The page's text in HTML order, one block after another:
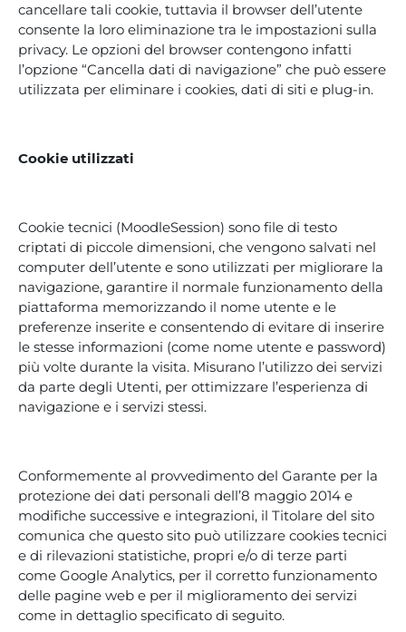
cancellare tali cookie, tuttavia il browser dell’utente
consente la loro eliminazione tra le impostazioni sulla
privacy. Le opzioni del browser contengono infatti
l’opzione “Cancella dati di navigazione” che può essere
utilizzata per eliminare i cookies, dati di siti e plug-in.
Cookie utilizzati
Cookie tecnici (MoodleSession) sono file di testo
criptati di piccole dimensioni, che vengono salvati nel
computer dell’utente e sono utilizzati per migliorare la
navigazione, garantire il normale funzionamento della
piattaforma memorizzando il nome utente e le
preferenze inserite e consentendo di evitare di inserire
le stesse informazioni (come nome utente e password)
più volte durante la visita. Misurano l’utilizzo dei servizi
da parte degli Utenti, per ottimizzare l’esperienza di
navigazione e i servizi stessi.
Conformemente al provvedimento del Garante per la
protezione dei dati personali dell’8 maggio 2014 e
modifiche successive e integrazioni, il Titolare del sito
comunica che questo sito può utilizzare cookies tecnici
e di rilevazioni statistiche, propri e/o di terze parti
come Google Analytics, per il corretto funzionamento
delle pagine web e per il miglioramento dei servizi
come in dettaglio specificato di seguito.